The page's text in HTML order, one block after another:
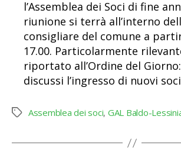
l’Assemblea dei Soci di fine
riunione si terrà all’interno
consigliare del comune a
17.00. Particolarmente
riportato all’Ordine del
discussi l’ingresso di nuovi
Tag Assemblea dei soci, GAL Baldo-